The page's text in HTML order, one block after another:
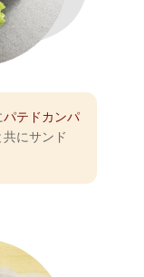
パテドカンパ
共にサンド